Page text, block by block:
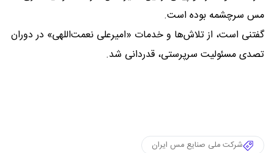
مس سرچشمه بوده است.
گفتنی است، از تلاش‌ها و خدمات «امیرعلی نعمت‌اللهی» در دوران
تصدی مسئولیت سرپرستی، قدردانی شد.
شرکت ملی صنایع مس ایران